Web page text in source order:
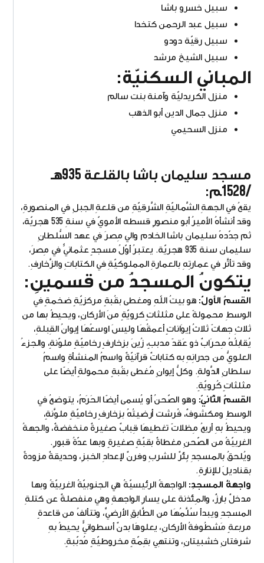
سبيل خسرو باشا
سبيل عبد الرحمن كتخدا
سبيل رقيّة دودو
سبيل الشيخ مرشد
المباني السكنيّة:
منزل الكريدليّة وآمنة بنت سالم
منزل جمال الدين أبو الذهب
منزل السحيمي
مسجد سليمان باشا بالقلعة 935هـ
/1528
م:
يقعُ في الجهةِ الشَّماليّةِ الشَّرقيّةِ من قلعةِ الجبلِ في المنصورةِ،
وقد أنشأهُ الأميرُ أبو منصورٍ قسطه الأمويّ في سنةِ 535 هجريّة،
ثم جدّدهُ سليمان باشا الخادم والي مِصرَ في عهد السُّلطانِ
سليمان سنة 935 هجريّة. يعتبرُ أوّلُ مسجدٍ عثمانيٍّ في مِصرَ،
وقد تأثَّر في عمارتِهِ بالعمارةِ المملوكيّةِ في الكتاباتِ والزَّخارفِ.
يتكونُ المسجدُ من قسمينِ:
القسمُ الأولُّ: هو بيتُ اللهِ ومغطى بقُبةٍ مركزيّةٍ ضخمةٍ في
الوسطِ محمولةً على مثلثاتٍ كرويّةٍ منَ الأركانِ، ويحيطُ بها من
ثلاثِ جهاتً ثلاثُ إيوَاناتٍ أعمقُهَا وليسَ اوسعُهَا إيوانُ القِبلةِ،
يُقابلُهُ مِحرَابٌ ذو عَقدً مدببٍ، زُينَ بزخارفٍ رخاميّةٍ ملوّنةٍ، والجزءُ
العلويُّ من جدرانِهِ به كتاباتٌ قرآنيّةٌ واسمُ المنشأةِ واسمُ
سلطانِ الدَّولةِ. وكلُّ إيوانٍ مُغطى بقُبةٍ محمولةٍ أيضًا على
مثلثاتٍ كُرويّةٍ.
القسمُ الثّانيّ: وهو الصّحنُ أو يُسمى أيضًا الحَرَمُ، يتوضعُ في
الوسطِ ومكشوفٌ، فُرشت أرضيتُهُ بزخارفٍ رخاميّةٍ ملوَّنةٍ،
ويحيطُ بهِ أربعُ مِظلاتً تغطيهَا قِبابٌ صغيرةٌ منخفضةٌ، والجهةُ
الغربيّةُ من الصّحنِ مغطاةٌ بقبّةٍ صغيرةٍ وبها عدّةُ قبورٍ.
ويُلحقُ بالمسجدِ بِئرٌ للشربِ وفرنٌ لإعدادِ الخبزِ، وحديقةٌ مزودةٌ
بقناديلَ للإنارةِ.
واجهةُ المسجدِ: الواجهةُ الرئيسيّةُ هي الجنوبيّةُ الغربيّةُ وبها
مدخلٌ بارزٌ، والمِئذنة على يسارِ الواجهةِ وهي منفصلةٌ عن كتلةِ
المسجدِ ويبدأ سُلَّمُهَا من الطَّابقِ الأرضيِّ، وتتألفُ من قاعدةٍ
مربعةٍ مَشطُوفةُ الأركانِ، يعلوهَا بدنٌ أسطوانيٌّ يحيطُ بهِ
شرفتانِ خشبيتانِ، وتنتهِي بقِمّةٍ مخروطيّةٍ مُدبّبةٍ.